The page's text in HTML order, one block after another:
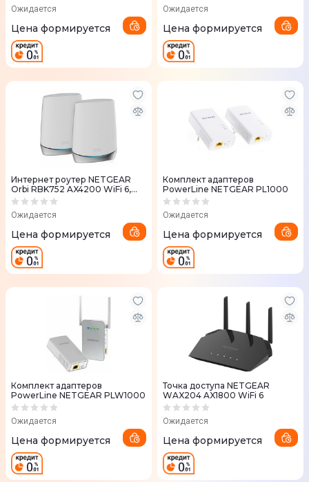
Ожидается
Цена формируется
Ожидается
Цена формируется
Интернет роутер NETGEAR
Orbi RBK752 AX4200 WiFi 6,
MESH (2шт.)
Ожидается
Цена формируется
Комплект адаптеров
PowerLine NETGEAR PL1000
Ожидается
Цена формируется
Комплект адаптеров
PowerLine NETGEAR PLW1000
Ожидается
Цена формируется
Точка доступа NETGEAR
WAX204 AX1800 WiFi 6
Ожидается
Цена формируется